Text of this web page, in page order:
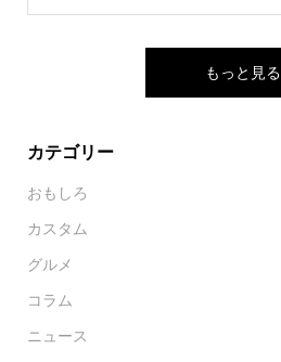
もっと見る
カテゴリー
おもしろ
カスタム
グルメ
コラム
ニュース